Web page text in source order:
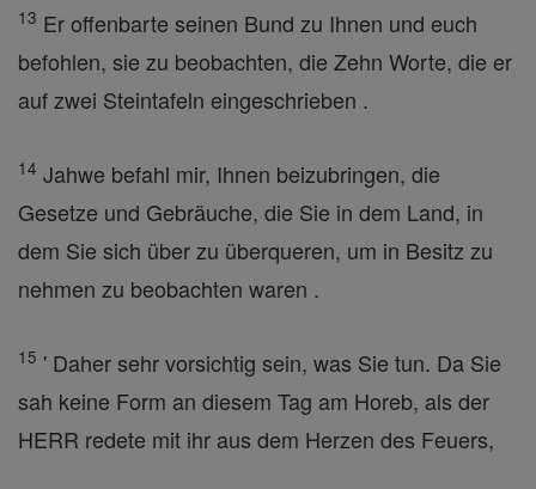
13 Er offenbarte seinen Bund zu Ihnen und euch
befohlen, sie zu beobachten, die Zehn Worte, die er
auf zwei Steintafeln eingeschrieben .
14 Jahwe befahl mir, Ihnen beizubringen, die
Gesetze und Gebräuche, die Sie in dem Land, in
dem Sie sich über zu überqueren, um in Besitz zu
nehmen zu beobachten waren .
15 ' Daher sehr vorsichtig sein, was Sie tun. Da Sie
sah keine Form an diesem Tag am Horeb, als der
HERR redete mit ihr aus dem Herzen des Feuers,